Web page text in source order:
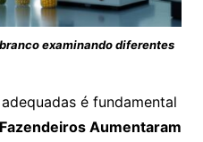
examinando diferentes
é fundamental
Aumentaram